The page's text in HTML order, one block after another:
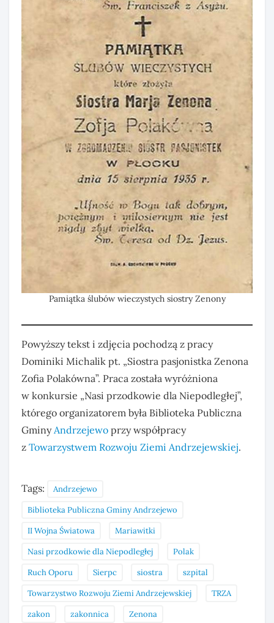
Pamiątka ślubów wieczystych siostry Zenony
Powyższy tekst i zdjęcia pochodzą z pracy
Dominiki Michalik pt. „Siostra pasjonistka Zenona
Zofia Polakówna”. Praca została wyróżniona
w konkursie „Nasi przodkowie dla Niepodległej”,
którego organizatorem była Biblioteka Publiczna
GminyAndrzejewo przy współpracy
z Towarzystwem Rozwoju Ziemi Andrzejewskiej.
Tags:
Andrzejewo
Biblioteka Publiczna Gminy Andrzejewo
II Wojna Światowa
Mariawitki
Nasi przodkowie dla Niepodległej
Polak
Ruch Oporu
Sierpc siostra
szpital
Towarzystwo Rozwoju Ziemi Andrzejewskiej
TRZA
zakon
zakonnica Zenona